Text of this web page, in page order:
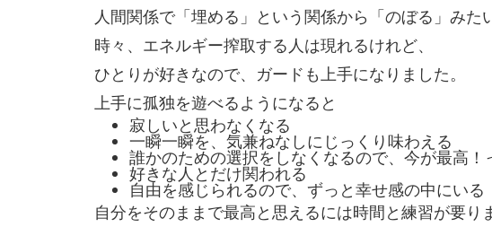
人間関係で「埋める」という関係から「のぼる」みた
時々、エネルギー搾取する人は現れるけれど、
ひとりが好きなので、ガードも上手になりました。
上手に孤独を遊べるようになると
寂しいと思わなくなる
一瞬一瞬を、気兼ねなしにじっくり味わえる
誰かのための選択をしなくなるので、今が最高！
好きな人とだけ関われる
自由を感じられるので、ずっと幸せ感の中にいる
自分をそのままで最高と思えるには時間と練習が要り